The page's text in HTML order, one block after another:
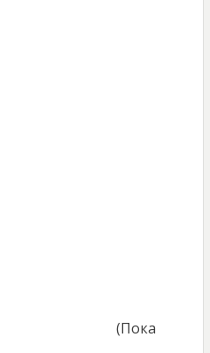
(Пока